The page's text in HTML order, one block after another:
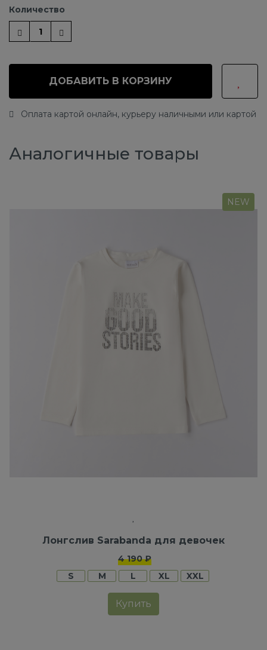
Количество
ДОБАВИТЬ В КОРЗИНУ
Оплата картой онлайн, курьеру наличными или картой
Аналогичные товары
NEW
Лонгслив Sarabanda для девочек
4 190 ₽
S
M L XL XXL
Купить